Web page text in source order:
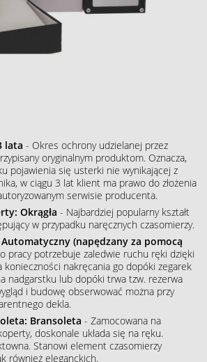
lata - Okres ochrony udzielanej przez
oryginalnym produktom. Oznacza,
pojawienia się usterki nie wynikającej z
w ciągu 3 lat klient ma prawo do złożenia
serwisie producenta.
Okrągła - Najbardziej popularny kształt
w przypadku naręcznych czasomierzy.
(napędzany za pomocą
pracy potrzebuje zaledwie ruchu ręki dzięki
konieczności nakręcania go dopóki zegarek
nadgarstku lub dopóki trwa tzw. rezerwa
i budowę obserwować można przy
dekla.
Bransoleta - Zamocowana na
doskonale układa się na ręku.
Stanowi element czasomierzy
również eleganckich.